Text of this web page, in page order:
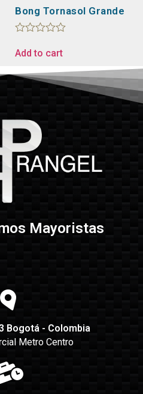
Bong Tornasol Grande
0
5
Add to cart
Mayoristas
Bogotá - Colombia
Metro Centro